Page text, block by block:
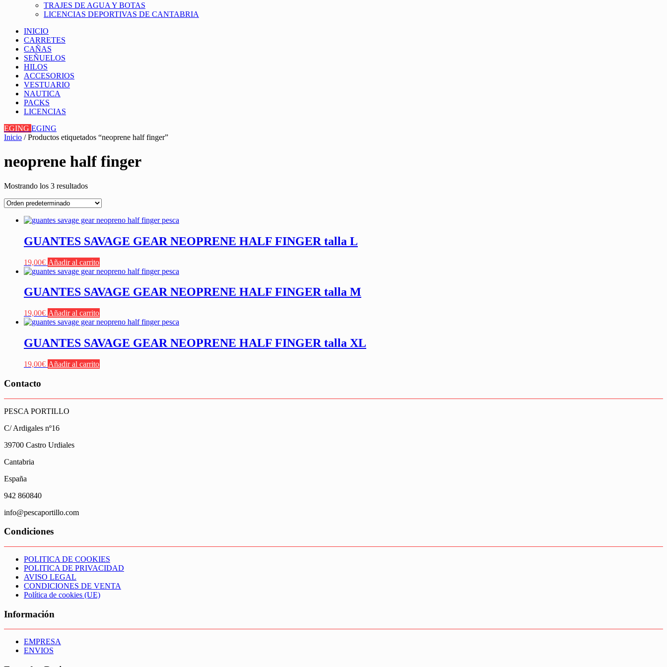
TRAJES DE AGUA Y BOTAS
LICENCIAS DEPORTIVAS DE CANTABRIA
INICIO
CARRETES
CAÑAS
SEÑUELOS
HILOS
ACCESORIOS
VESTUARIO
NAUTICA
PACKS
LICENCIAS
EGING EGING
Inicio / Productos etiquetados “neoprene half finger”
neoprene half finger
Mostrando los 3 resultados
GUANTES SAVAGE GEAR NEOPRENE HALF FINGER talla L
19,00€ Añadir al carrito
GUANTES SAVAGE GEAR NEOPRENE HALF FINGER talla M
19,00€ Añadir al carrito
GUANTES SAVAGE GEAR NEOPRENE HALF FINGER talla XL
19,00€ Añadir al carrito
Contacto
PESCA PORTILLO
C/ Ardigales nº16
39700 Castro Urdiales
Cantabria
España
942 860840
info@pescaportillo.com
Condiciones
POLITICA DE COOKIES
POLITICA DE PRIVACIDAD
AVISO LEGAL
CONDICIONES DE VENTA
Política de cookies (UE)
Información
EMPRESA
ENVIOS